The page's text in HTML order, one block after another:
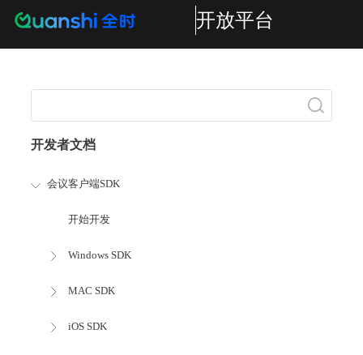
开放平台
开发者文档
会议客户端SDK
开始开发
Windows SDK
MAC SDK
iOS SDK